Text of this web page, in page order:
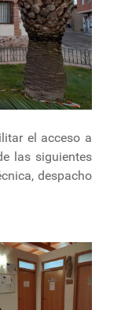
el acceso a
las siguientes
despacho